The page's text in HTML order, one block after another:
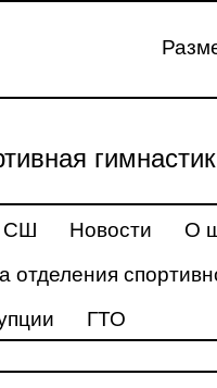
СШ Новости О
отделения
ГТО